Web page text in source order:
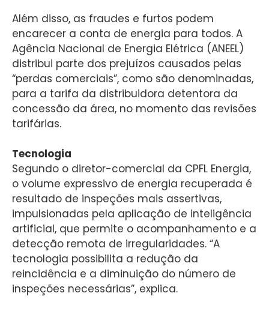
Além disso, as fraudes e furtos podem
encarecer a conta de energia para todos. A
Agência Nacional de Energia Elétrica (ANEEL)
distribui parte dos prejuízos causados pelas
“perdas comerciais”, como são denominadas,
para a tarifa da distribuidora detentora da
concessão da área, no momento das revisões
tarifárias.
Tecnologia
Segundo o diretor-comercial da CPFL Energia,
o volume expressivo de energia recuperada é
resultado de inspeções mais assertivas,
impulsionadas pela aplicação de inteligência
artificial, que permite o acompanhamento e a
detecção remota de irregularidades. “A
tecnologia possibilita a redução da
reincidência e a diminuição do número de
inspeções necessárias”, explica.